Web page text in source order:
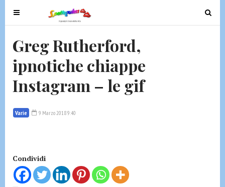
T
o
g
l
e
n
v
i
t
o
T
o
Greg Rutherford,
ipnotiche chiappe
Instagram – le gif
Varie 9 Marzo 2018 9:40
Condividi